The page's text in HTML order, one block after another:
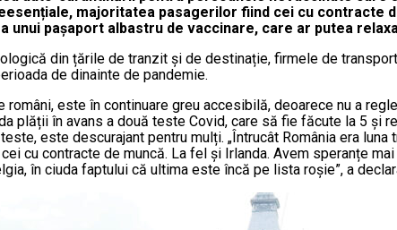
țiale, majoritatea pasagerilor fiind cei cu contracte
unui pașaport albastru de vaccinare, care ar putea
din țările de tranzit și de destinație, firmele de
de dinainte de pandemie.
este în continuare greu accesibilă, deoarece nu a
plății în avans a două teste Covid, care să fie făcute la 5 și
este descurajant pentru mulți. „Întrucât România era
cu contracte de muncă. La fel și Irlanda. Avem speranțe
în ciuda faptului că ultima este încă pe lista roșie”, a